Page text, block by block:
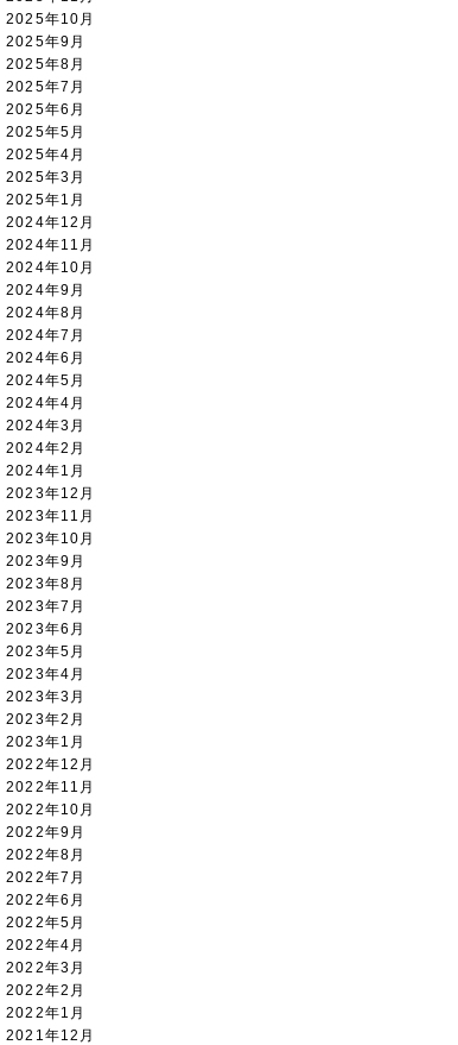
2025年10月
2025年9月
2025年8月
2025年7月
2025年6月
2025年5月
2025年4月
2025年3月
2025年1月
2024年12月
2024年11月
2024年10月
2024年9月
2024年8月
2024年7月
2024年6月
2024年5月
2024年4月
2024年3月
2024年2月
2024年1月
2023年12月
2023年11月
2023年10月
2023年9月
2023年8月
2023年7月
2023年6月
2023年5月
2023年4月
2023年3月
2023年2月
2023年1月
2022年12月
2022年11月
2022年10月
2022年9月
2022年8月
2022年7月
2022年6月
2022年5月
2022年4月
2022年3月
2022年2月
2022年1月
2021年12月